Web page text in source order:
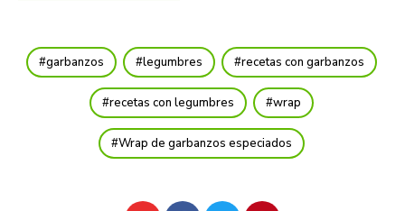
garbanzos legumbres recetas con garbanzos
recetas con legumbres wrap
Wrap de garbanzos especiados